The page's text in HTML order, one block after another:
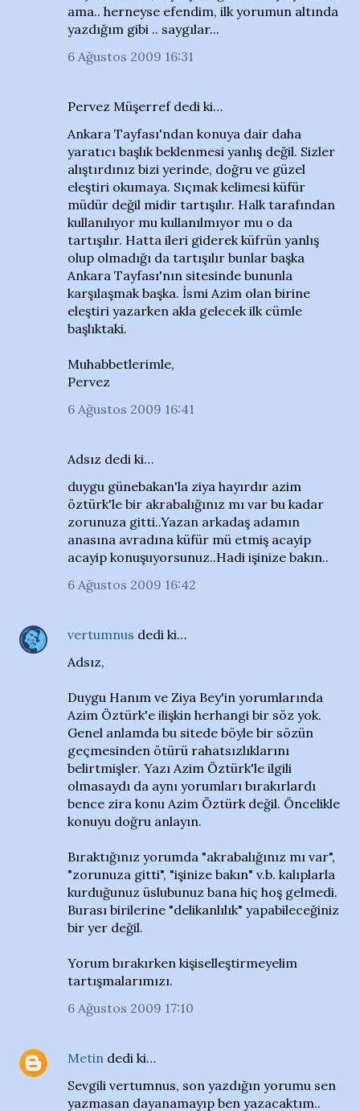
ama.. herneyse efendim, ilk yorumun altında
yazdığım gibi .. saygılar...
6 Ağustos 2009 16:31
Pervez Müşerref dedi ki…
Ankara Tayfası'ndan konuya dair daha
yaratıcı başlık beklenmesi yanlış değil. Sizler
alıştırdınız bizi yerinde, doğru ve güzel
eleştiri okumaya. Sıçmak kelimesi küfür
müdür değil midir tartışılır. Halk tarafından
kullanılıyor mu kullanılmıyor mu o da
tartışılır. Hatta ileri giderek küfrün yanlış
olup olmadığı da tartışılır bunlar başka
Ankara Tayfası'nın sitesinde bununla
karşılaşmak başka. İsmi Azim olan birine
eleştiri yazarken akla gelecek ilk cümle
başlıktaki.
Muhabbetlerimle,
Pervez
6 Ağustos 2009 16:41
Adsız dedi ki…
duygu günebakan'la ziya hayırdır azim
öztürk'le bir akrabalığınız mı var bu kadar
zorunuza gitti..Yazan arkadaş adamın
anasına avradına küfür mü etmiş acayip
acayip konuşuyorsunuz..Hadi işinize bakın..
6 Ağustos 2009 16:42
vertumnus dedi ki…
Adsız,
Duygu Hanım ve Ziya Bey'in yorumlarında
Azim Öztürk'e ilişkin herhangi bir söz yok.
Genel anlamda bu sitede böyle bir sözün
geçmesinden ötürü rahatsızlıklarını
belirtmişler. Yazı Azim Öztürk'le ilgili
olmasaydı da aynı yorumları bırakırlardı
bence zira konu Azim Öztürk değil. Öncelikle
konuyu doğru anlayın.
Bıraktığınız yorumda "akrabalığınız mı var",
"zorunuza gitti", "işinize bakın" v.b. kalıplarla
kurduğunuz üslubunuz bana hiç hoş gelmedi.
Burası birilerine "delikanlılık" yapabileceğiniz
bir yer değil.
Yorum bırakırken kişiselleştirmeyelim
tartışmalarımızı.
6 Ağustos 2009 17:10
Metin dedi ki…
Sevgili vertumnus, son yazdığın yorumu sen
yazmasan dayanamayıp ben yazacaktım..